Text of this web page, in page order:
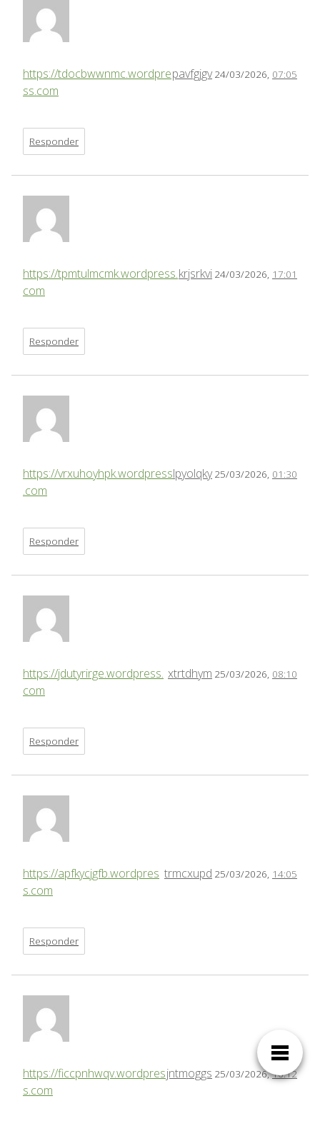
pavfgjgv 24/03/2026, 07:05
https://tdocbwwnmc.wordpre
ss.com
Responder
krjsrkvi 24/03/2026, 17:01
https://tpmtulmcmk.wordpress.
com
Responder
lpyolqky 25/03/2026, 01:30
https://vrxuhoyhpk.wordpress
.com
Responder
xtrtdhym 25/03/2026, 08:10
https://jdutyrirge.wordpress.
com
Responder
trmcxupd 25/03/2026, 14:05
https://apfkycjgfb.wordpres
s.com
Responder
jntmoggs 25/03/2026,16:12
https://ficcpnhwqv.wordpres
s.com